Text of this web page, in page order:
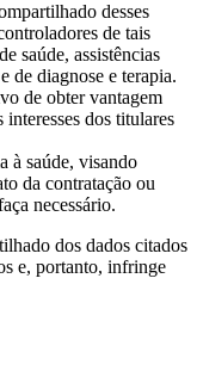
desses
de tais
saúde, assistências
de diagnose e terapia.
de obter vantagem
dos titulares
à saúde, visando
da contratação ou
necessário.
dos dados citados
e, portanto, infringe